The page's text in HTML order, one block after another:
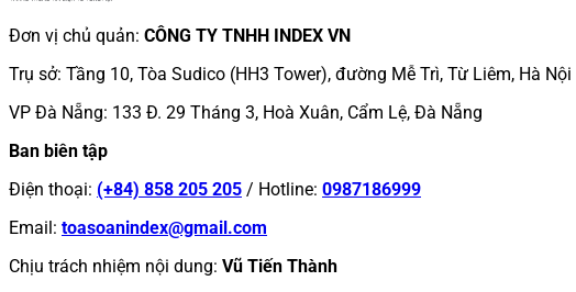
Đơn vị chủ quản: CÔNG TY TNHH INDEX VN
Trụ sở: Tầng 10, Tòa Sudico (HH3 Tower), đường Mễ Trì, Từ Liêm, Hà Nội
VP Đà Nẵng: 133 Đ. 29 Tháng 3, Hoà Xuân, Cẩm Lệ, Đà Nẵng
Ban biên tập
Điện thoại: (+84) 858 205 205 / Hotline: 0987186999
Email: toasoanindex@gmail.com
Chịu trách nhiệm nội dung: Vũ Tiến Thành